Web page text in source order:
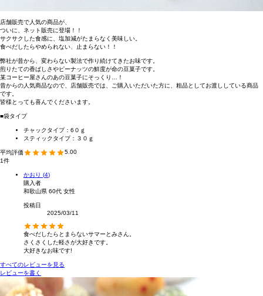
店舗販売で人気の商品が、
ついに、ネット販売に登場！！
サクサクした食感に、塩加減がたまらなく美味しい。
食べだしたらやめられない、止まらない！！
弊社が昔から、変わらない製法で作り続けてきたお味です。
煎りたての香ばしさやピーナッツの鮮度が命の豆菓子です。
某コーヒー屋さんのあの豆菓子にそっくり…！
昔からの人気商品なので、店舗販売では、ご購入いただいた方に、粗品としてお渡ししている商品
です。
皆様とっても喜んでくださいます。
■袋タイプ
チャックタイプ：6０ｇ
スティックタイプ：３０ｇ
5.00
1
かおり
4
購入者
和歌山県 60代 女性
投稿日
2025/03/11
食べだしたらとまらないサマーとみさん。
さくさくした軽さが大好きです。
大好きなお味です!
すべてのレビューを見る
レビューを書く